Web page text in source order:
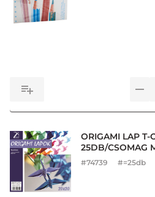
ORIGAMI LAP T-
25DB/CSOMAG
#74739 #=25db